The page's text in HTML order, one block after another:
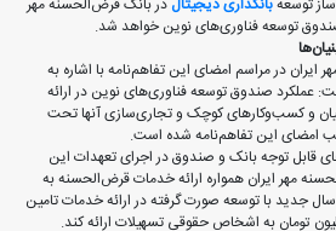
توسعهبانکداری دیجیتال در بانک قرض‌الحسنه مهر
صندوق توسعه فناوری‌های نوین خواهد شد.
در مراسم امضای این تفاهم‌نامه با اشاره به
عملکرد صندوق توسعه فناوری‌های نوین در ارائه
و کسب‌و‌کارهای کوچک و تجاری‌سازی آنها تحت
امضای این تفاهم‌نامه شده است.
قابل توجه بانک و صندوق در اجرای تعهدات این
مهر ایران همواره ارائه خدمات قرض‌الحسنه به
سال جدید با توسعه صورت گرفته در ارائه خدمات تامین